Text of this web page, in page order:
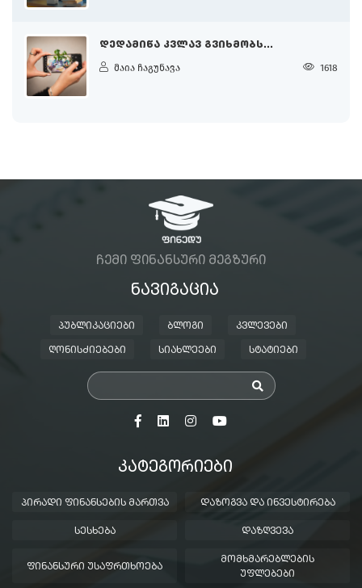
ᲓᲔᲓᲐᲛᲘᲬᲐ ᲙᲕᲚᲐᲕ ᲒᲕᲘᲮᲛᲝᲑᲡ...
მაია ჩაგუნავა 1618
ᲩᲔᲛᲘ ᲤᲘᲜᲐᲜᲡᲣᲠᲘ ᲛᲔᲒᲖᲣᲠᲘ
ᲜᲐᲕᲘᲒᲐᲪᲘᲐ
ᲞᲣᲑᲚᲘᲙᲐᲪᲘᲔᲑᲘ ᲑᲚᲝᲒᲘ ᲙᲕᲚᲔᲕᲔᲑᲘ
ᲦᲝᲜᲘᲡᲫᲘᲔᲑᲔᲑᲘ ᲡᲘᲐᲮᲚᲔᲔᲑᲘ ᲡᲢᲐᲢᲘᲔᲑᲘ
ᲙᲐᲢᲔᲒᲝᲠᲘᲔᲑᲘ
ᲞᲘᲠᲐᲓᲘ ᲤᲘᲜᲐᲜᲡᲔᲑᲘᲡ ᲛᲐᲠᲗᲕᲐ ᲓᲐᲖᲝᲒᲕᲐ ᲓᲐ ᲘᲜᲕᲔᲡᲢᲘᲠᲔᲑᲐ
ᲡᲔᲡᲮᲔᲑᲐ ᲓᲐᲖᲦᲕᲔᲕᲐ
ᲤᲘᲜᲐᲜᲡᲣᲠᲘ ᲣᲡᲐᲤᲠᲗᲮᲝᲔᲑᲐ
ᲛᲝᲛᲮᲛᲐᲠᲔᲑᲚᲔᲑᲘᲡ
ᲣᲤᲚᲔᲑᲔᲑᲘ